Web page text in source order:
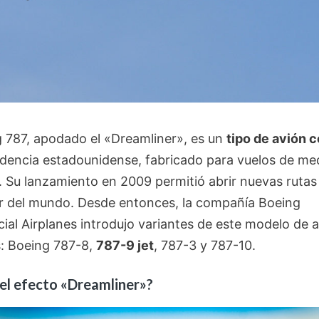
787, apodado el «Dreamliner», es un tipo de avión
estadounidense, fabricado para vuelos de
Su lanzamiento en 2009 permitió abrir nuevas
del mundo. Desde entonces, la compañía Boeing
Airplanes introdujo variantes de este modelo de
Boeing 787-8, 787-9 jet, 787-3 y 787-10.
efecto «Dreamliner»?